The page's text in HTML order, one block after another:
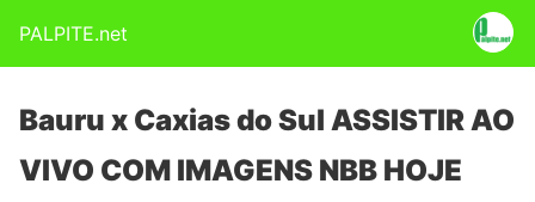
PALPITE.net
Bauru x Caxias do Sul ASSISTIR AO
VIVO COM IMAGENS NBB HOJE